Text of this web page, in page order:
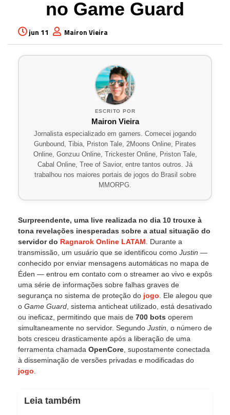
no Game Guard
jun 11 Mairon Vieira
ESCRITO POR
Mairon Vieira
Jornalista especializado em gamers. Comecei jogando
Gunbound, Tibia, Priston Tale, 2Moons Online, Pirates
Online, Gonzuu Online, Trickester Online, Priston Tale,
Cabal Online, Tree of Savior, entre tantos outros. Já
trabalhou nos maiores portais de jogos do Brasil sobre
MMORPG.
Surpreendente, uma live realizada no dia 10 trouxe à
tona revelações inesperadas sobre a atual situação do
servidor do Ragnarok Online LATAM . Durante a
transmissão, um usuário que se identificou como Justin —
conhecido por enviar mensagens automáticas no mapa de
Éden — entrou em contato com o streamer ao vivo e expôs
uma série de informações sobre falhas graves de
segurança no sistema de proteção do jogo . Ele alegou que
o Game Guard , sistema anticheat utilizado, está desativado
ou ineficaz, permitindo que mais de 700 bots operem
simultaneamente no servidor. Segundo Justin , o número de
bots cresceu drasticamente após a liberação de uma
ferramenta chamada OpenCore , supostamente conectada
à disseminação de versões privadas e modificadas do
jogo
Leia também